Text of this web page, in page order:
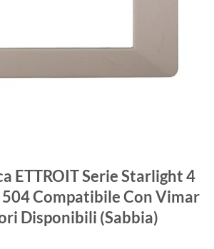
ETTROIT Serie Starlight 4
Compatibile Con Vimar
Disponibili (Sabbia)